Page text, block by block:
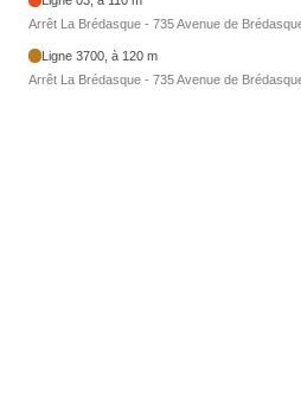
Arrêt La Brédasque - 735 Avenue de
Ligne 3700, à 120 m
Arrêt La Brédasque - 735 Avenue de